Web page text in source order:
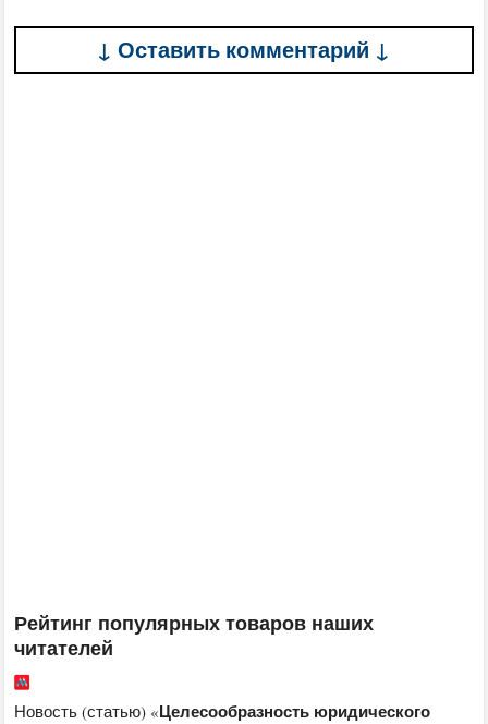
↓ Оставить комментарий ↓
Рейтинг популярных товаров наших
читателей
Новость (статью) «Целесообразность юридического